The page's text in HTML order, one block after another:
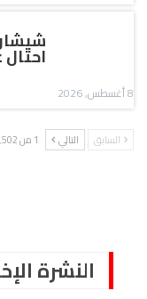
احتال على 30
8 أغسطس, 2026
السابق التالي 1 من 5٬502
النشرة